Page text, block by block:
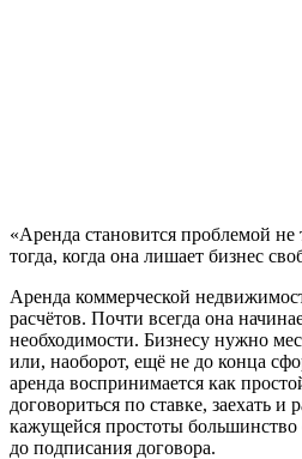
«Аренда становится проблемой не
тогда, когда она лишает бизнес
Аренда коммерческой
расчётов. Почти всегда она
необходимости. Бизнесу нужно
или, наоборот, ещё не до конца
аренда воспринимается как
договориться по ставке, заехать и
кажущейся простоты
до подписания договора.